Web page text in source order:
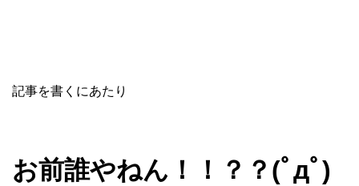
記事を書くにあたり
お前誰やねん！！？？(ﾟдﾟ)